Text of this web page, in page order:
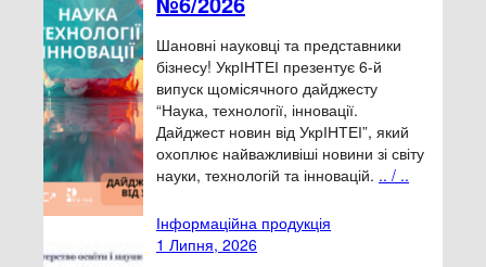
Шановні науковці та представники
бізнесу! УкрІНТЕІ презентує 6-й
випуск щомісячного дайджесту
“Наука, технології, інновації.
Дайджест новин від УкрІНТЕІ”, який
охоплює найважливіші новини зі світу
науки, технологій та інновацій. .. / ..
Інформаційна продукція
1 Липня, 2026